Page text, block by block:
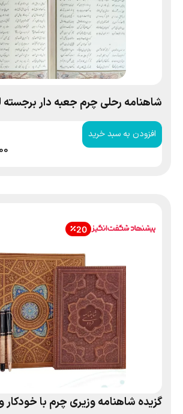
شاهنامه رحلی چرم جعبه دار
افزودن به سبد خرید
20
گزیده شاهنامه وزیری چرم با